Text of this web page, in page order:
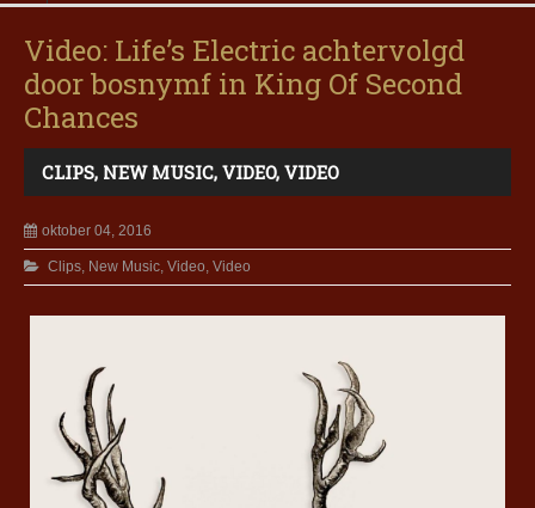
Video: Life’s Electric achtervolgd
door bosnymf in King Of Second
Chances
CLIPS, NEW MUSIC, VIDEO, VIDEO
oktober 04, 2016
Clips, New Music, Video, Video